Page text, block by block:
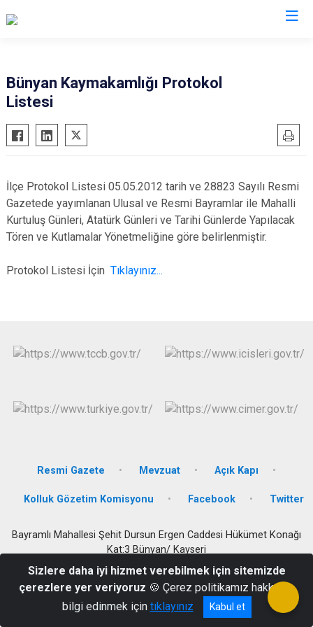
Akkışla
Bünyan
Hacılar
İncesu
Kocasinan
Talas
Tomarza
Yahyalı
Bünyan Kaymakamlığı Protokol
Listesi
İlçe Protokol Listesi 05.05.2012 tarih ve 28823 Sayılı Resmi
Gazetede yayımlanan Ulusal ve Resmi Bayramlar ile Mahalli
Kurtuluş Günleri, Atatürk Günleri ve Tarihi Günlerde Yapılacak
Tören ve Kutlamalar Yönetmeliğine göre belirlenmiştir.
Protokol Listesi İçin Tıklayınız...
Resmi Gazete Mevzuat Açık Kapı
Kolluk Gözetim Komisyonu Facebook Twitter
Bayramlı Mahallesi Şehit Dursun Ergen Caddesi Hükümet Konağı
Kat:3 Bünyan/ Kayseri
0352 712 10 15
Sizlere daha iyi hizmet verebilmek için sitemizde
çerezlere yer veriyoruz 🍪 Çerez politikamız hakkında
bilgi edinmek için tıklayınız Kabul et